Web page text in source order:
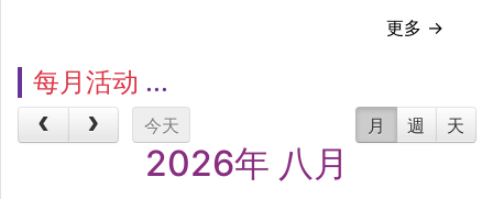
更多 →
每月活动
今天 月 週 天
2026年 八月